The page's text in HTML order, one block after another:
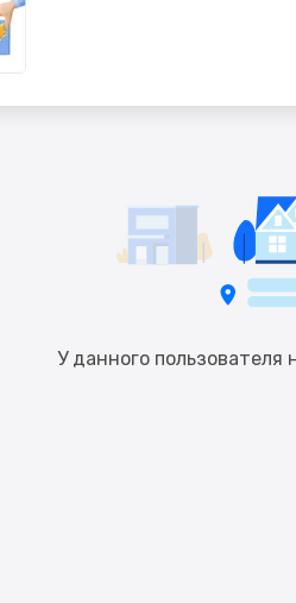
У данного пользователя